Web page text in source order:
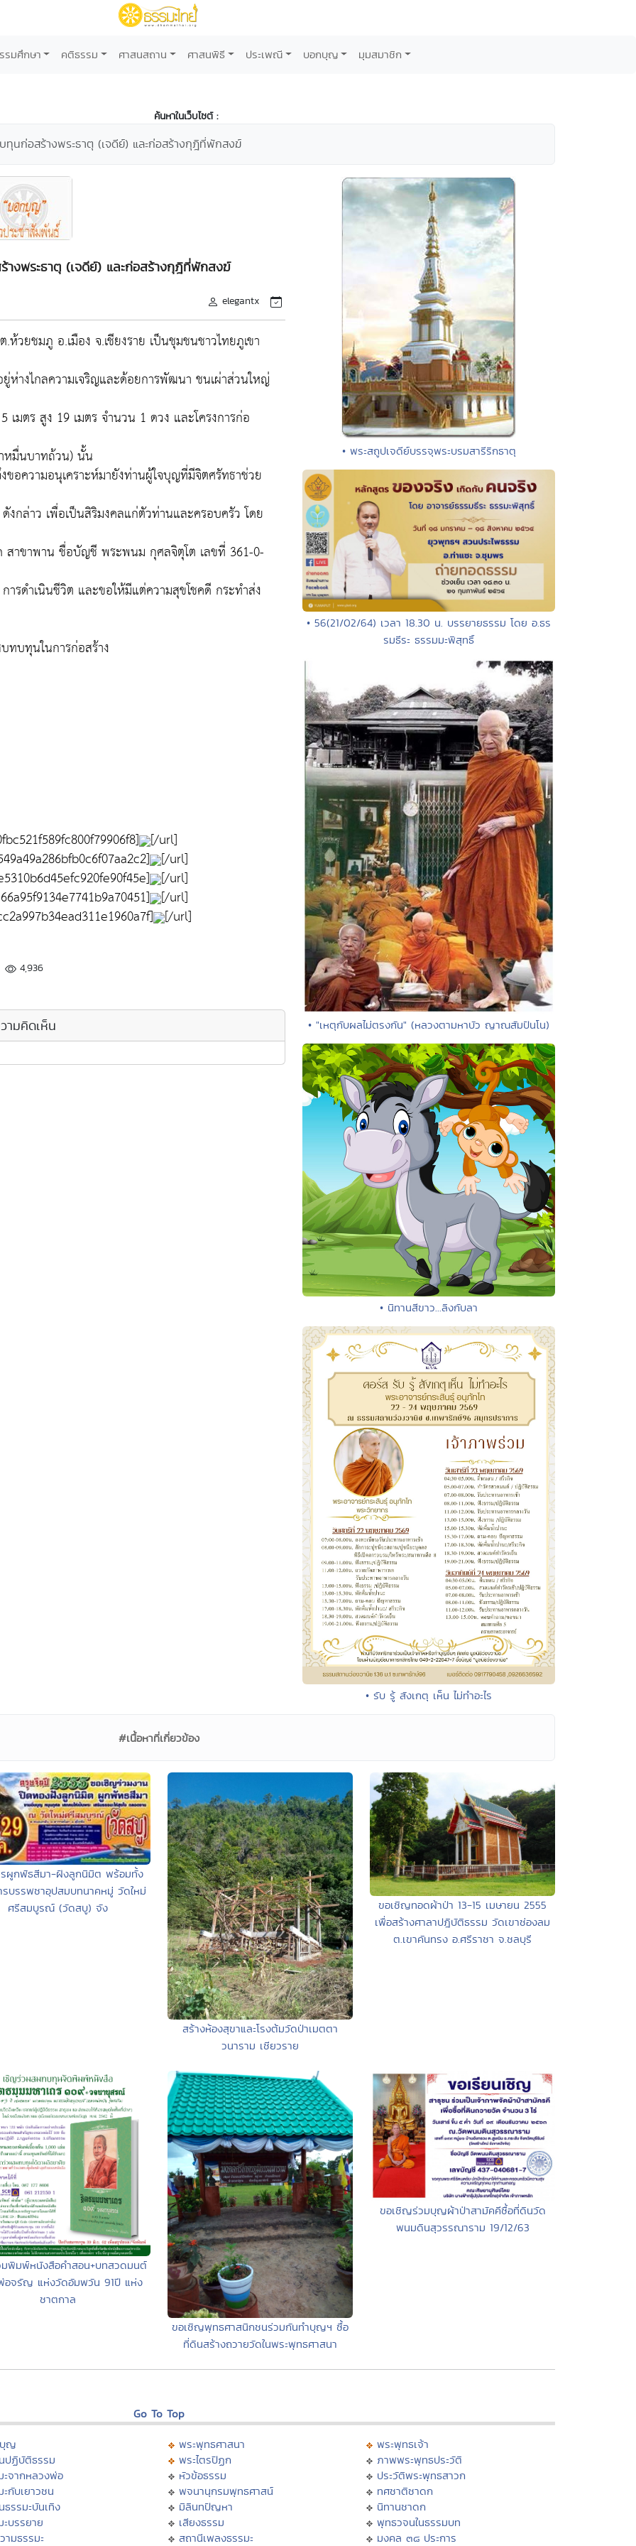
รมศึกษา คติธรรม ศาสนสถาน ศาสนพิธี ประเพณี บอกบุญ มุมสมาชิก
ค้นหาในเว็บไซต์ :
ทุนก่อสร้างพระธาตุ (เจดีย์) และก่อสร้างกุฎิที่พักสงฆ์
างพระธาตุ (เจดีย์) และก่อสร้างกุฎิที่พักสงฆ์
elegantx
ยชมภู อ.เมือง จ.เชียงราย เป็นชุมชนชาวไทยภูเขา
ห่างไกลความเจริญและด้อยการพัฒนา ชนเผ่าส่วนใหญ่
เมตร สูง 19 เมตร จำนวน 1 ดวง และโครงการก่อ
หมื่นบาทถ้วน) นั้น
อความอนุเคราะห์มายังท่านผู้ใจบุญที่มีจิตศรัทธาช่วย
กล่าว เพื่อเป็นสิริมงคลแก่ตัวท่านและครอบครัว โดย
สาขาพาน ชื่อบัญชี พระพนม กุศลจิตุโต เลขที่ 361-0-
รดำเนินชีวิต และขอให้มีแต่ความสุขโชคดี กระทำส่ง
ทบทุนในการก่อสร้าง
[/url]
[/url]
[/url]
[/url]
[/url]
4,936
ามคิดเห็น
• พระสถูปเจดีย์บรรจุพระบรมสารีริกธาตุ
• 56(21/02/64) เวลา 18.30 น. บรรยายธรรม โดย อ.ธร
รมธีระ ธรรมมะพิสุทธิ์
• "เหตุกับผลไม่ตรงกัน" (หลวงตามหาบัว ญาณสัมปันโน)
• นิทานสีขาว...ลิงกับลา
• รับ รู้ สังเกตุ เห็น ไม่ทำอะไร
#เนื้อหาที่เกี่ยวข้อง
รผูกพัธสีมา-ฝังลูกนิมิต พร้อมทั้ง
รบรรพชาอุปสมบทนาคหมู่ วัดใหม่
ศรีสมบูรณ์ (วัดสบู) จัง
สร้างห้องสุขาและโรงต้มวัดป่าเมตตา
วนาราม เชียวราย
ขอเชิญทอดผ้าป่า 13-15 เมษายน 2555
เพื่อสร้างศาลาปฎิบัติธรรม วัดเขาช่องลม
ต.เขาคันทรง อ.ศรีราชา จ.ชลบุรี
พิมพ์หนังสือคำสอน+บทสวดมนต์
อจรัญ แห่งวัดอัมพวัน 91ปี แห่ง
ชาตกาล
ขอเชิญพุทธศาสนิกชนร่วมกันทำบุญฯ ซื้อ
ที่ดินสร้างถวายวัดในพระพุทธศาสนา
ขอเชิญร่วมบุญผ้าป่าสามัคคีซื้อที่ดินวัด
พนมดินสุวรรณาราม 19/12/63
Go To Top
ญ
ปฏิบัติธรรม
ะจากหลวงพ่อ
ะกับเยาวชน
ธรรมะบันเทิง
ะบรรยาย
ามธรรมะ
พระพุทธศาสนา
พระไตรปิฏก
หัวข้อธรรม
พจนานุกรมพุทธศาสน์
มิลินทปัญหา
เสียงธรรม
สถานีเพลงธรรมะ
พระพุทธเจ้า
ภาพพระพุทธประวัติ
ประวัติพระพุทธสาวก
ทศชาติชาดก
นิทานชาดก
พุทธวจนในธรรมบท
มงคล ๓๘ ประการ